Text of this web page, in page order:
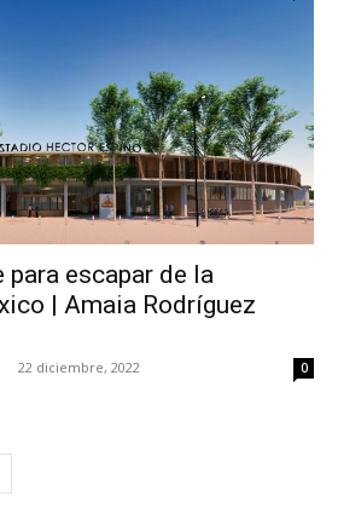
para escapar de la
| Amaia Rodríguez
22 diciembre, 2022 0